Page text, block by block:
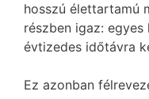
hosszú élettartamú
részben igaz:
évtizedes időtávra
Ez azonban